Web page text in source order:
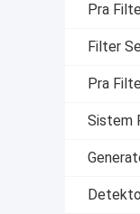
Pra
Filter
Pra
Sistem